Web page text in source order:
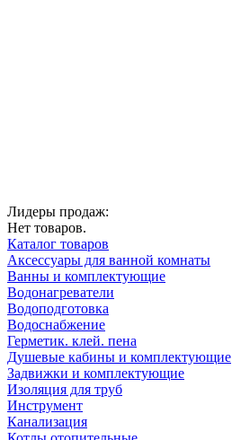
Лидеры продаж:
Нет товаров.
Каталог товаров
Аксессуары для ванной комнаты
Ванны и комплектующие
Водонагреватели
Водоподготовка
Водоснабжение
Герметик. клей. пена
Душевые кабины и комплектующие
Задвижки и комплектующие
Изоляция для труб
Инструмент
Канализация